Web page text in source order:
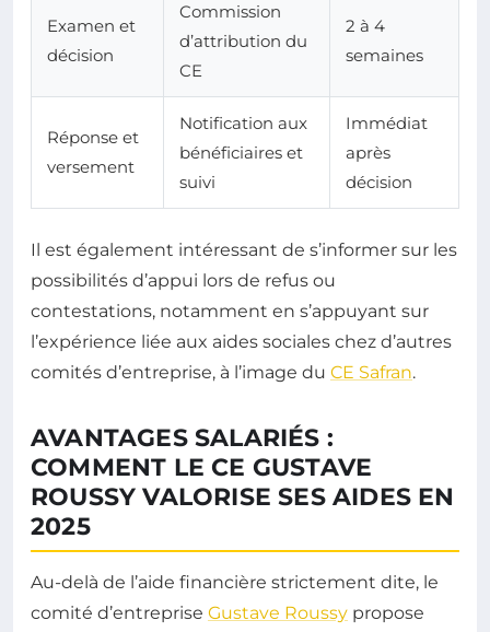
Examen et
décision
Commission
d’attribution du
CE
2 à 4
semaines
Réponse et
versement
Notification aux
bénéficiaires et
suivi
Immédiat
après
décision
Il est également intéressant de s’informer sur les
possibilités d’appui lors de refus ou
contestations, notamment en s’appuyant sur
l’expérience liée aux aides sociales chez d’autres
comités d’entreprise, à l’image du CE Safran.
AVANTAGES SALARIÉS :
COMMENT LE CE GUSTAVE
ROUSSY VALORISE SES AIDES EN
2025
Au-delà de l’aide financière strictement dite, le
comité d’entreprise Gustave Roussy propose